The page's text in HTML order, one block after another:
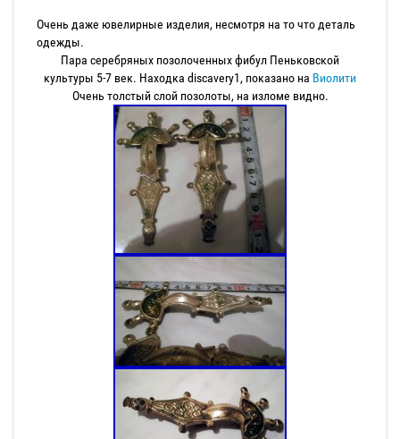
Очень даже ювелирные изделия, несмотря на то что деталь
одежды.
Пара серебряных позолоченных фибул Пеньковской
культуры 5-7 век. Находка discavery1, показано на Виолити
Очень толстый слой позолоты, на изломе видно.